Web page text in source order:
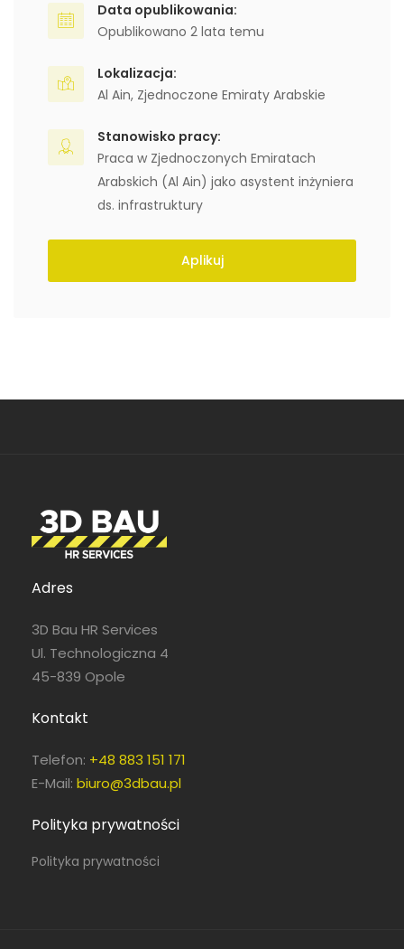
Data opublikowania:
Opublikowano 2 lata temu
Lokalizacja:
Al Ain, Zjednoczone Emiraty Arabskie
Stanowisko pracy:
Praca w Zjednoczonych Emiratach
Arabskich (Al Ain) jako asystent inżyniera
ds. infrastruktury
Aplikuj
Adres
3D Bau HR Services
Ul. Technologiczna 4
45-839 Opole
Kontakt
Telefon: +48 883 151 171
E-Mail: biuro@3dbau.pl
Polityka prywatności
Polityka prywatności